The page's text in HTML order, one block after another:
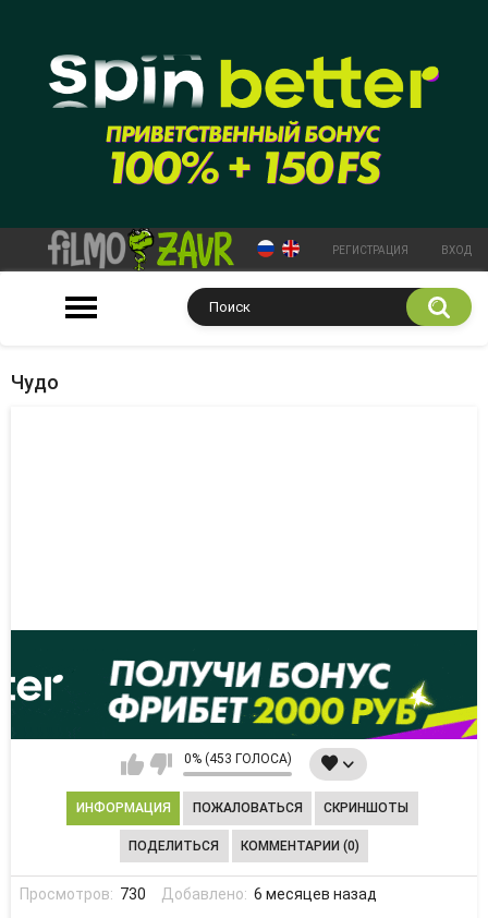
РЕГИСТРАЦИЯ ВХОД
Чудо
0% (453 ГОЛОСА)
ИНФОРМАЦИЯ ПОЖАЛОВАТЬСЯ СКРИНШОТЫ
ПОДЕЛИТЬСЯ КОММЕНТАРИИ (0)
Просмотров: 730 Добавлено: 6 месяцев назад